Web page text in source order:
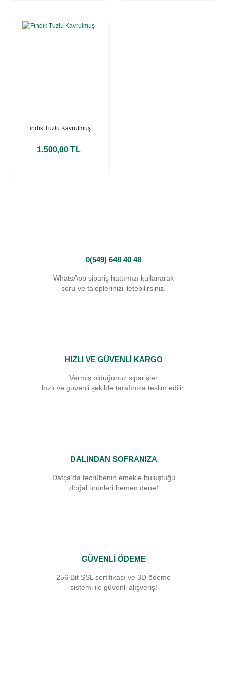
Fındık Tuzlu Kavrulmuş
1.500,00 TL
0(549) 648 40 48
WhatsApp sipariş hattımızı kullanarak
soru ve taleplerinizi iletebilirsiniz.
HIZLI VE GÜVENLİ KARGO
Vermiş olduğunuz siparişler
hızlı ve güvenli şekilde tarafınıza teslim edilir.
DALINDAN SOFRANIZA
Datça’da tecrübenin emekle buluştuğu
doğal ürünleri hemen dene!
GÜVENLİ ÖDEME
256 Bit SSL sertifikası ve 3D ödeme
sistemi ile güvenli alışveriş!